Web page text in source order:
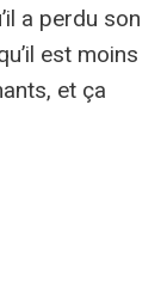
a perdu son
est moins
et ça